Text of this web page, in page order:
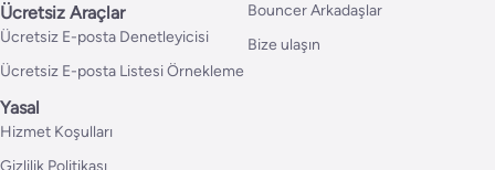
Ücretsiz Araçlar
Ücretsiz E-posta Denetleyicisi
Ücretsiz E-posta Listesi Örnekleme
Bouncer Arkadaşlar
Bize ulaşın
Yasal
Hizmet Koşulları